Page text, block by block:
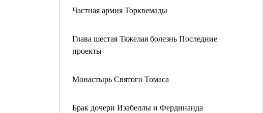
Частная армия Торквемады
Глава шестая Тяжелая болезнь Последние
проекты
Монастырь Святого Томаса
Брак дочери Изабеллы и Фердинанда